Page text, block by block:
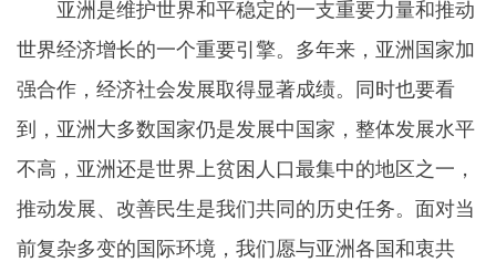
亚洲是维护世界和平稳定的一支重要力量和推动
世界经济增长的一个重要引擎。多年来，亚洲国家加
强合作，经济社会发展取得显著成绩。同时也要看
到，亚洲大多数国家仍是发展中国家，整体发展水平
不高，亚洲还是世界上贫困人口最集中的地区之一，
推动发展、改善民生是我们共同的历史任务。面对当
前复杂多变的国际环境，我们愿与亚洲各国和衷共